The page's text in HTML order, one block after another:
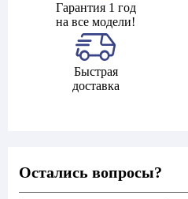
Гарантия 1 год
на все модели!
Быстрая
доставка
Остались вопросы?